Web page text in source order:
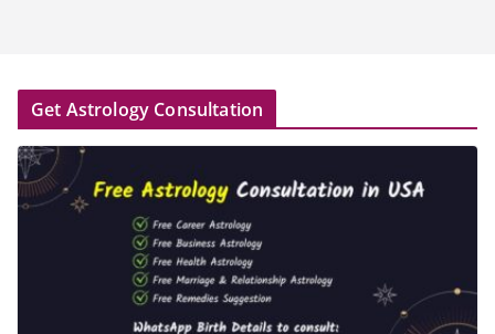
Get Astrology Consultation